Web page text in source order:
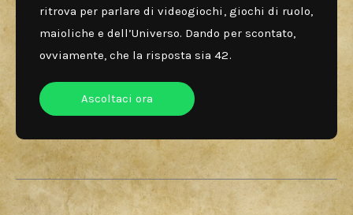
ritrova per parlare di videogiochi, giochi di ruolo,
maioliche e dell’Universo. Dando per scontato,
ovviamente, che la risposta sia 42.
Ascoltaci ora